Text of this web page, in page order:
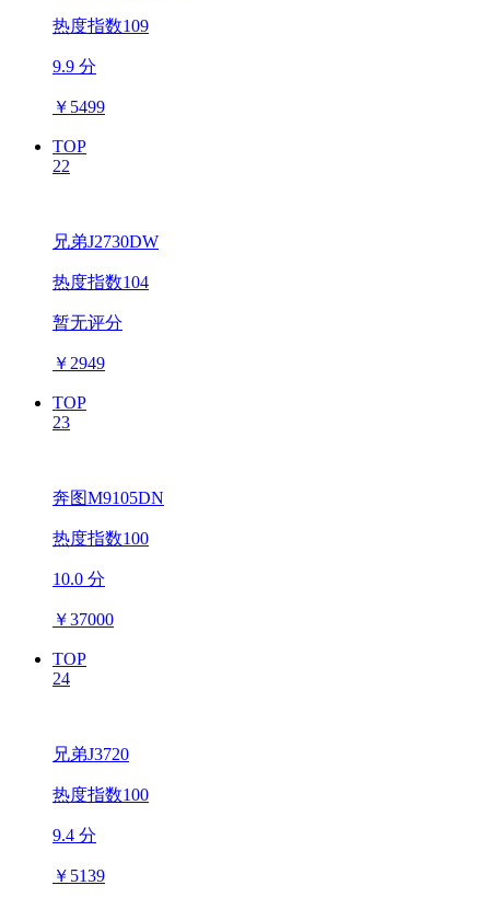
热度指数109
9.9 分
￥ 5499
TOP
22
兄弟J2730DW
热度指数104
暂无评分
￥ 2949
TOP
23
奔图M9105DN
热度指数100
10.0 分
￥37000
TOP
24
兄弟J3720
热度指数100
9.4 分
￥ 5139